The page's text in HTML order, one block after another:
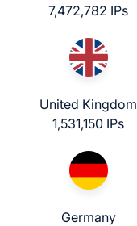
7,472,782 IPs
United Kingdom
1,531,150 IPs
Germany